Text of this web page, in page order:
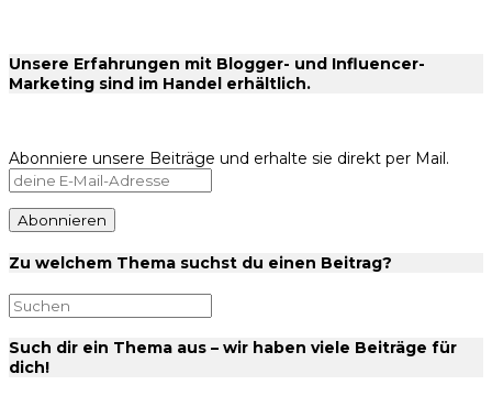
Unsere Erfahrungen mit Blogger- und Influencer-
Marketing sind im Handel erhältlich.
Abonniere unsere Beiträge und erhalte sie direkt per Mail.
Zu welchem Thema suchst du einen Beitrag?
Such dir ein Thema aus – wir haben viele Beiträge für
dich!